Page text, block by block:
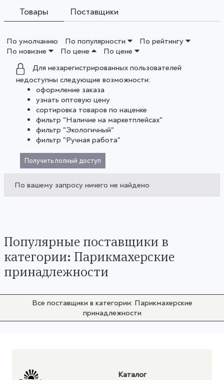
Товары Поставщики
По умолчанию По популярности
По рейтингу
По новизне
По цене
По цене
Для незарегистрированных пользователей
недоступны следующие возможности:
оформление заказа
узнать оптовую цену
сортировка товаров по наценке
фильтр "Наличие на маркетплейсах"
фильтр "Экологичный"
фильтр "Ручная работа"
Получить полный доступ
По вашему запросу ничего не найдено
Популярные поставщики в
категории: Парикмахерские
принадлежности
Все поставщики в категории: Парикмахерские
принадлежности
Каталог